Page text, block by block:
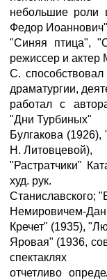
небольшие роли
Федор
"Синяя птица",
режиссер и актер
С.
драматургии,
работал с
"Дни Турбиных"
Булгакова
Н. Литовцевой),
"Растратчики"
худ. рук.
Станиславского;
Немировичем-
Кречет" (1935),
Яровая" (1936,
спектаклях
отчетливо